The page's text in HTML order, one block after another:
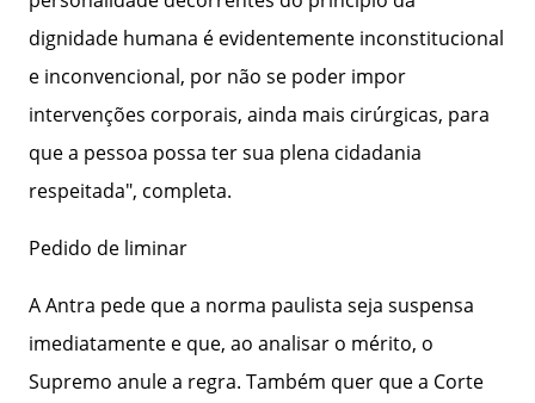
dignidade humana é evidentemente inconstitucional
e inconvencional, por não se poder impor
intervenções corporais, ainda mais cirúrgicas, para
que a pessoa possa ter sua plena cidadania
respeitada", completa.
Pedido de liminar
A Antra pede que a norma paulista seja suspensa
imediatamente e que, ao analisar o mérito, o
Supremo anule a regra. Também quer que a Corte